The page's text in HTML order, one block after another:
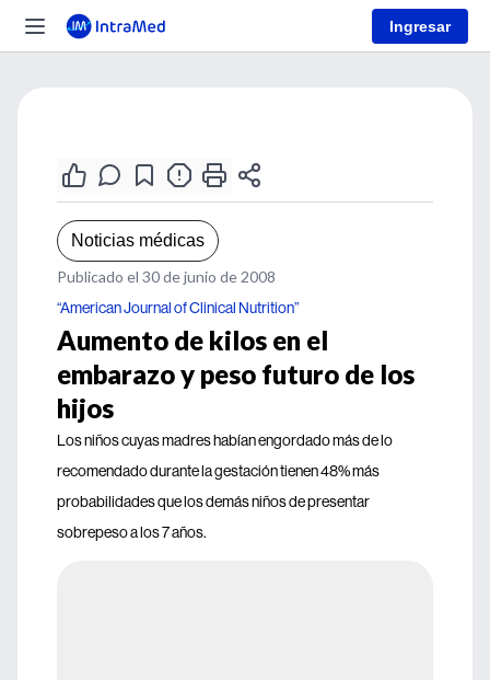
Ingresar
Noticias médicas
Publicado el 30 de junio de 2008
“American Journal of Clinical Nutrition”
Aumento de kilos en el
embarazo y peso futuro de los
hijos
Los niños cuyas madres habían engordado más de lo
recomendado durante la gestación tienen 48% más
probabilidades que los demás niños de presentar
sobrepeso a los 7 años.